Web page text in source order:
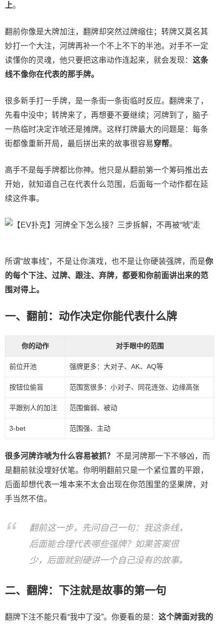
上。
翻前你像是大牌加注，翻牌却突然过牌缩住；转牌又莫名其
妙打一个大注，河牌再补一个不上不下的半池。对手不一定
读懂你的灵魂，他只要把这串动作连起来，就会发现： 这条
线不像你在代表的那手牌。
很多新手打一手牌，是一条街一条街临时反应。翻牌来了，
先看中没中；转牌来了，再想要不要继续；河牌到了，脑子
一热临时决定诈唬还是摊牌。这样打牌最大的问题是：每条
街都像重新开局，最后拼出来的故事很容易穿帮。
高手不是每手牌都比你神。他只是从翻前第一个筹码推出去
开始，就知道自己在代表什么范围，后面每一个动作都在延
续这件事。
所谓“故事线”，不是让你演戏，也不是让你硬装强牌，而是你
的每个下注、过牌、跟注、弃牌，都要和你前面讲出来的范
围对得上。
一、翻前：动作决定你能代表什么牌
你的动作 对手眼中的范围
前位开池 强牌更多：大对子、AK、AQ等
按钮位偷盲 范围宽很多：小对子、同花连张、边缘高张
平跟别人的加注 范围偏弱、被动
3-bet 范围强、主动
很多河牌诈唬为什么容易被抓？
不是河牌那一下不够凶，而
是翻前就没埋好伏笔。你明明翻前只是一个紧位置的平跟，
后面却想代表一堆本来不太会出现在你范围里的坚果牌，对
手当然不信。
翻前这一步，先问自己一句：我这条线，
后面能合理代表哪些强牌？如果答案很
少，后面就别硬讲一个自己没有的故事。
二、翻牌：下注就是故事的第一句
翻牌下注不能只看“我中了没”。你要看的是： 这个牌面对我的